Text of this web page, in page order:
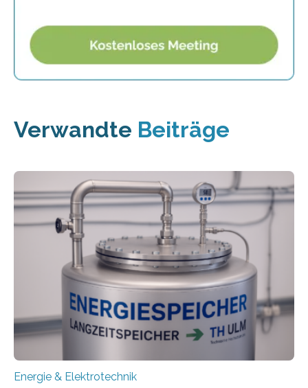
Verwandte Beiträge
Energie & Elektrotechnik